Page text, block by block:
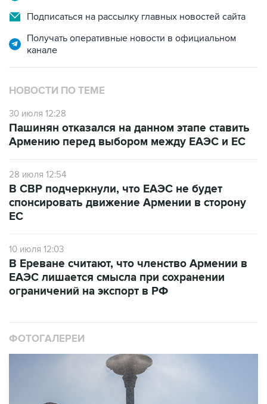
Подписаться на рассылку главных новостей сайта
Получать оперативные новости в официальном
канале
НОВОСТИ ПО ТЕМЕ
30 июля 12:28
Пашинян отказался на данном этапе ставить
Армению перед выбором между ЕАЭС и ЕС
28 июля 12:54
В СВР подчеркнули, что ЕАЭС не будет
спонсировать движение Армении в сторону
ЕС
10 июля 12:03
В Ереване считают, что членство Армении в
ЕАЭС лишается смысла при сохранении
ограничений на экспорт в РФ
ФОТОГАЛЕРЕИ